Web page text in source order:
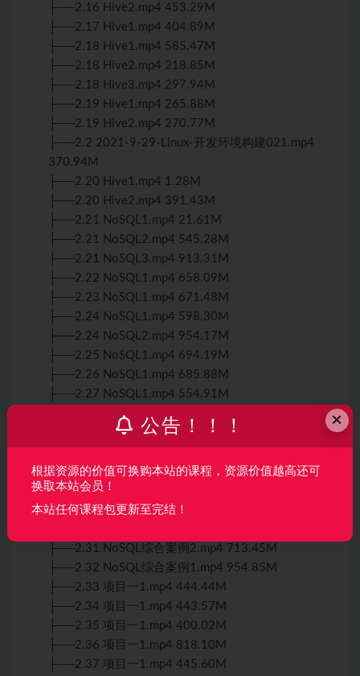
├──2.16 Hive2.mp4 453.29M
├──2.17 Hive1.mp4 404.89M
├──2.18 Hive1.mp4 585.47M
├──2.18 Hive2.mp4 218.85M
├──2.18 Hive3.mp4 297.94M
├──2.19 Hive1.mp4 265.88M
├──2.19 Hive2.mp4 270.77M
├──2.2 2021-9-29-Linux-开发环境构建021.mp4
370.94M
├──2.20 Hive1.mp4 1.28M
├──2.20 Hive2.mp4 391.43M
├──2.21 NoSQL1.mp4 21.61M
├──2.21 NoSQL2.mp4 545.28M
├──2.21 NoSQL3.mp4 913.31M
├──2.22 NoSQL1.mp4 658.09M
├──2.23 NoSQL1.mp4 671.48M
├──2.24 NoSQL1.mp4 598.30M
├──2.24 NoSQL2.mp4 954.17M
├──2.25 NoSQL1.mp4 694.19M
├──2.26 NoSQL1.mp4 685.88M
├──2.27 NoSQL1.mp4 554.91M
├──2.28 NoSQL1.mp4 993.24M
├──2.29 NoSQL1.mp4 6.96M
├──2.29 NoSQL2.mp4 807.25M
├──2.3 2021-10-9-Linux-集群环境构建031.mp4
386.23M
├──2.30 NoSQL综合案例1.mp4 757.45M
├──2.31 NoSQL综合案例2.mp4 713.45M
├──2.32 NoSQL综合案例1.mp4 954.85M
├──2.33 项目一1.mp4 444.44M
├──2.34 项目一1.mp4 443.57M
├──2.35 项目一1.mp4 400.02M
├──2.36 项目一1.mp4 818.10M
├──2.37 项目一1.mp4 445.60M
×
公告！！！
根据资源的价值可换购本站的课程，资源价值越高还可
换取本站会员！
本站任何课程包更新至完结！